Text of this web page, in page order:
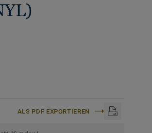
erfahren:
ALS PDF EXPORTIEREN